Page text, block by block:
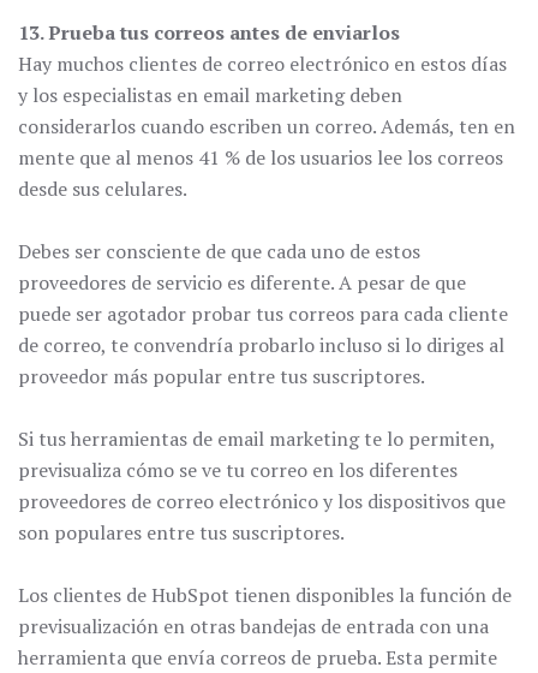
13. Prueba tus correos antes de enviarlos
Hay muchos clientes de correo electrónico en estos días
y los especialistas en email marketing deben
considerarlos cuando escriben un correo. Además, ten en
mente que al menos 41 % de los usuarios lee los correos
desde sus celulares.
Debes ser consciente de que cada uno de estos
proveedores de servicio es diferente. A pesar de que
puede ser agotador probar tus correos para cada cliente
de correo, te convendría probarlo incluso si lo diriges al
proveedor más popular entre tus suscriptores.
Si tus herramientas de email marketing te lo permiten,
previsualiza cómo se ve tu correo en los diferentes
proveedores de correo electrónico y los dispositivos que
son populares entre tus suscriptores.
Los clientes de HubSpot tienen disponibles la función de
previsualización en otras bandejas de entrada con una
herramienta que envía correos de prueba. Esta permite